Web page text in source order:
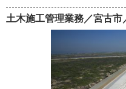
土木施工管理業務／宮古市